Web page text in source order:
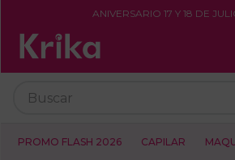
ANIVERSARIO 17 Y 18 DE
PROMO FLASH 2026 CAPILAR